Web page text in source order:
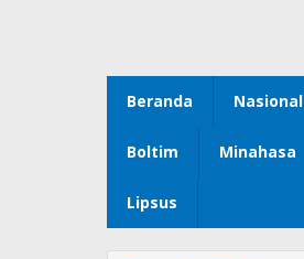
Beranda Nasional
Boltim Minahasa
Lipsus